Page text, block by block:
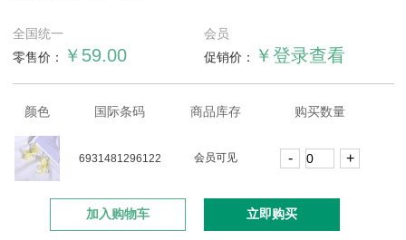
全国统一
会员
零售价：
￥59.00 促销价： ￥登录查看
颜色 国际条码 商品库存 购买数量
6931481296122 会员可见